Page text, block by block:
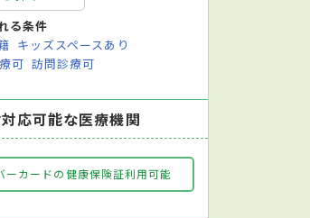
る条件
キッズスペースあり
可 訪問診療可
応可能な医療機関
ーカードの健康保険証利用可能